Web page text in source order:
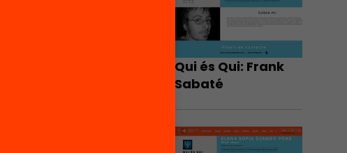
Qui és Qui: Frank
Sabaté